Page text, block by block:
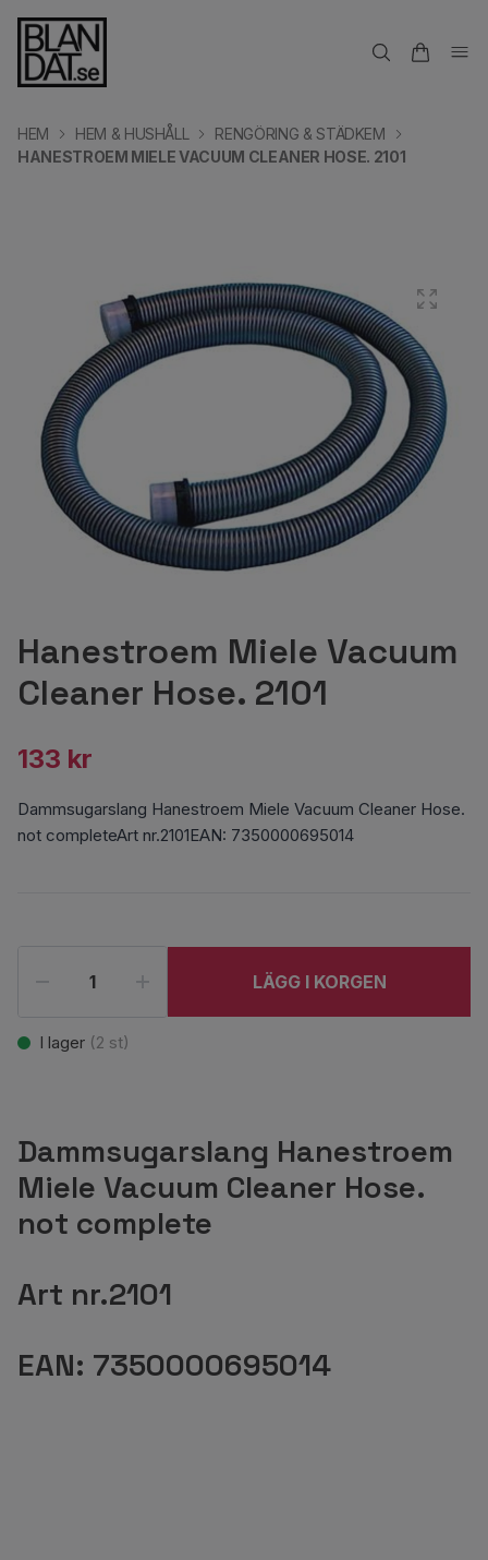
HEM HEM & HUSHÅLL
RENGÖRING & STÄDKEM
HANESTROEM MIELE VACUUM CLEANER HOSE. 2101
Hanestroem Miele Vacuum
Cleaner Hose. 2101
133 kr
Dammsugarslang Hanestroem Miele Vacuum Cleaner Hose.
not completeArt nr.2101EAN: 7350000695014
LÄGG I KORGEN
I lager (2 st)
Dammsugarslang Hanestroem
Miele Vacuum Cleaner Hose.
not complete
Art nr.2101
EAN: 7350000695014